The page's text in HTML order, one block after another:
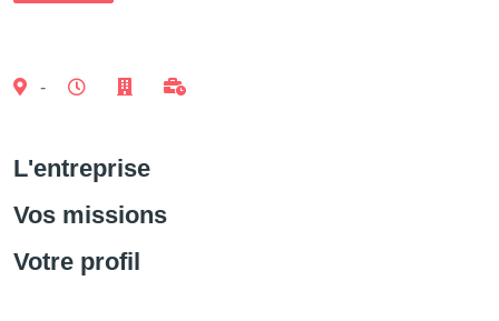
-
L'entreprise
Vos missions
Votre profil